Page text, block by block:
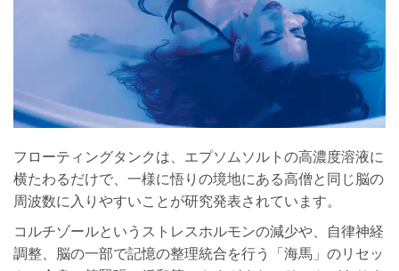
フローティングタンクは、エプソムソルトの高濃度溶液に
横たわるだけで、一様に悟りの境地にある高僧と同じ脳の
周波数に入りやすいことが研究発表されています。
コルチゾールというストレスホルモンの減少や、自律神経
調整、脳の一部で記憶の整理統合を行う「海馬」のリセッ